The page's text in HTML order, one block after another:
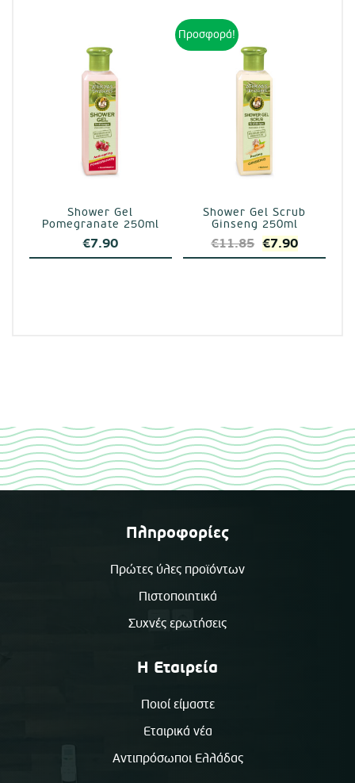
€11.20.
Shower Gel
Pomegranate 250ml
€7.90
Προσφορά!
Shower Gel Scrub
Ginseng 250ml
€11.85 Original
price
€7.90Η
τρέχουσα
Πληροφορίες
Πρώτες ύλες προϊόντων
Πιστοποιητικά
Συχνές ερωτήσεις
Η Εταιρεία
Ποιοί είμαστε
Εταιρικά νέα
Αντιπρόσωποι Ελλάδας